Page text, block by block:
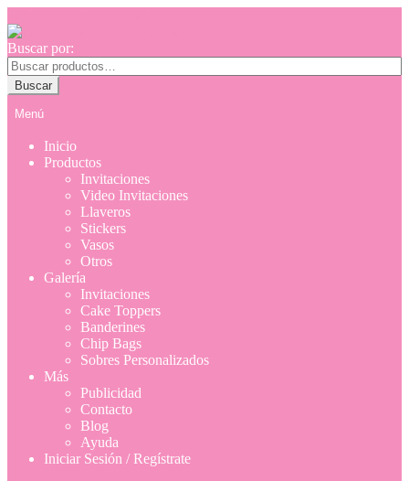
Buscar por:
Buscar
Menú
Inicio
Productos
Invitaciones
Video Invitaciones
Llaveros
Stickers
Vasos
Otros
Galería
Invitaciones
Cake Toppers
Banderines
Chip Bags
Sobres Personalizados
Más
Publicidad
Contacto
Blog
Ayuda
Iniciar Sesión / Regístrate